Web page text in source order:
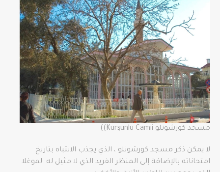
مسجد كورشونلو Kurşunlu Camii))
لا يمكن ذكر مسجد كورشونلو ، الذي يجذب الانتباه بتاريخ
امتحاناته بالإضافة إلى المنظر الفريد الذي لا مثيل له لموغلا